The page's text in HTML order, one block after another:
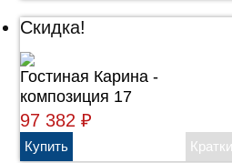
Скидка!
Гостиная Карина -
композиция 17
97 382₽